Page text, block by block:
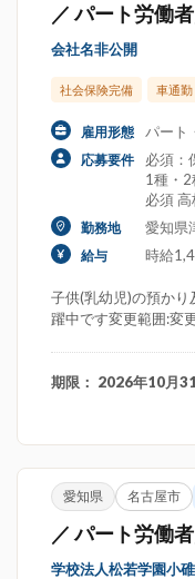
／ パート労働
会社名非公開
社会保険完備 車通
雇用形態 パート
応募要件
必須：
1種・2
必須 高
勤務地 愛知県
給与 時給
子供(乳幼児)の預か
躍中です変更範囲:変
期限： 2026年10月
愛知県 名古屋市
／ パート労働
学校法人松若学園小